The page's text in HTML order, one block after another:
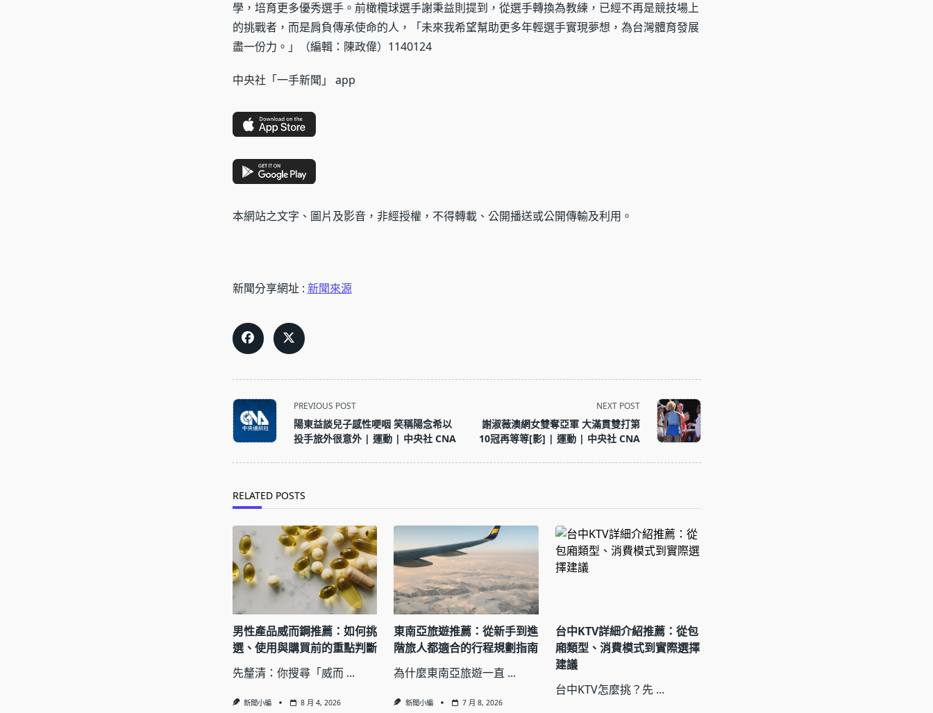
學，培育更多優秀選手。前橄欖球選手謝秉益則提到，從選手轉換為教練，已經不再是競技場上
的挑戰者，而是肩負傳承使命的人，「未來我希望幫助更多年輕選手實現夢想，為台灣體育發展
盡一份力。」（編輯：陳政偉）1140124
中央社「一手新聞」 app
本網站之文字、圖片及影音，非經授權，不得轉載、公開播送或公開傳輸及利用。
新聞分享網址 : 新聞來源
<span
class="nav-
subtitle
PREVIOUS POST
陽東益談兒子感性哽咽 笑稱陽念希以
投手旅外很意外 | 運動 | 中央社 CNA
NEXT POST
謝淑薇澳網女雙奪亞軍 大滿貫雙打第
10冠再等等[影] | 運動 | 中央社 CNA
RELATED POSTS
男性產品威而鋼推薦：如何挑
選、使用與購買前的重點判斷
先釐清：你搜尋「威而 ...
新聞小編 8 月 4, 2026
東南亞旅遊推薦：從新手到進
階旅人都適合的行程規劃指南
為什麼東南亞旅遊一直 ...
新聞小編 7 月 8, 2026
台中KTV詳細介紹推薦：從包
廂類型、消費模式到實際選擇
建議
台中KTV怎麼挑？先 ...